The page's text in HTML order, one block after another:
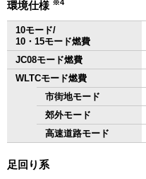
環境仕様 ※4
10モード/
10・15モード燃費
JC08モード燃費
WLTCモード燃費
市街地モード
郊外モード
高速道路モード
足回り系